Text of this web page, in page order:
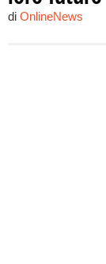
di OnlineNews